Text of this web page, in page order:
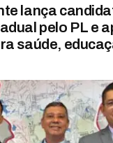
lança
pelo PL e
saúde,